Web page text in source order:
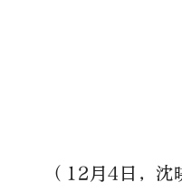
（12月4日，沈